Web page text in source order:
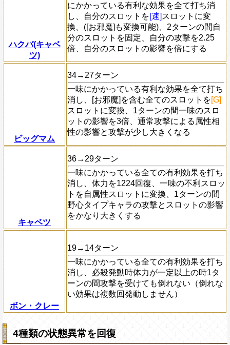
ハクバ(キャベ
ツ)
にかかっている有利な効果を全て打ち消
し、自分のスロットを[速] スロットに変
換、([お邪魔]も変換可能)、2ターンの間自
分のスロットを固定、自分の攻撃を2.25
倍、自分のスロットの影響を倍にする
ビッグマム
34→27ターン
一味にかかっている有利な効果を全て打ち
消し、[お邪魔]を含む全てのスロットを[G]
スロットに変換、1ターンの間一味のスロ
ットの影響を3倍、通常攻撃による属性相
性の影響と攻撃が少し大きくなる
キャベツ
36→29ターン
一味にかかっている全ての有利効果を打ち
消し、体力を1224回復、一味の不利スロッ
トを自属性スロットに変換、1ターンの間
野心タイプキャラの攻撃とスロットの影響
をかなり大きくする
ボン・クレー
19→14ターン
一味にかかっている全ての有利効果を打ち
消し、必殺発動時体力が一定以上の時1タ
ーンの間攻撃を受けても倒れない（倒れな
い効果は複数回発動しません）
4種類の状態異常を回復